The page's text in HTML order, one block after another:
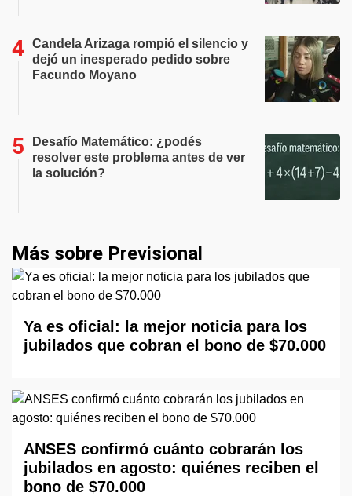
Candela Arizaga rompió el silencio y
dejó un inesperado pedido sobre
Facundo Moyano
Desafío Matemático: ¿podés
resolver este problema antes de ver
la solución?
Más sobre Previsional
Ya es oficial: la mejor noticia para los
jubilados que cobran el bono de $70.000
ANSES confirmó cuánto cobrarán los
jubilados en agosto: quiénes reciben el
bono de $70.000